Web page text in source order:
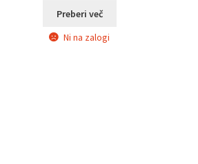
Preberi več
Ni na zalogi